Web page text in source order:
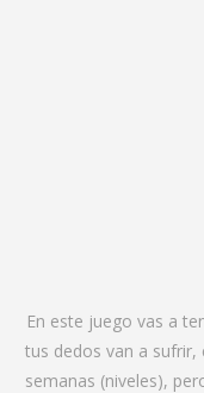
En este juego vas a
tus dedos van a
semanas (niveles),